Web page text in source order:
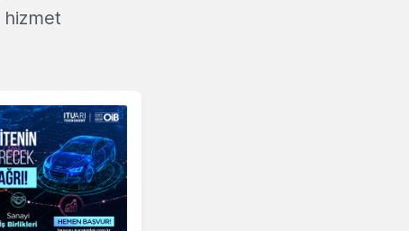
hizmet